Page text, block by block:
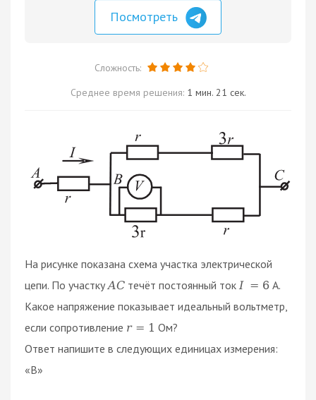
Посмотреть
Сложность:
Среднее время решения: 1 мин. 21 сек.
На рисунке показана схема участка электрической
цепи. По участкуAC течёт постоянный ток I = 6 А.
Какое напряжение показывает идеальный вольтметр,
если сопротивление r = 1 Ом?
Ответ напишите в следующих единицах измерения:
«В»